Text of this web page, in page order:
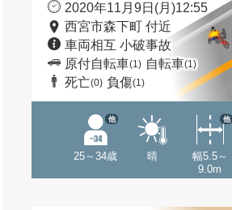
2020年11月9日(月)12:55
西宮市森下町 付近
車両相互 小破事故
原付自転車(1) 自転車(1)
死亡(0) 負傷(1)
25～34歳
他
晴
幅5.5～
9.0m
他